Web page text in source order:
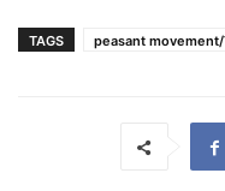
TAGS peasant